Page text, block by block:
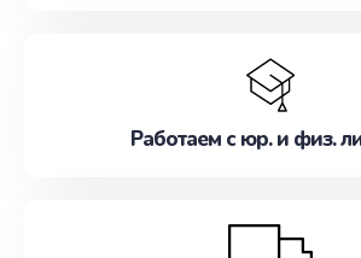
Работаем с юр. и физ.